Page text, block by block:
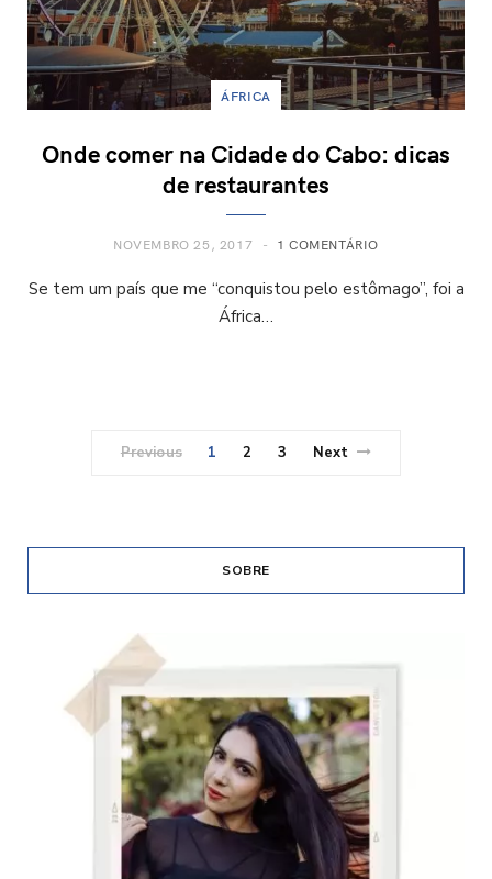
ÁFRICA
Onde comer na Cidade do Cabo: dicas
de restaurantes
NOVEMBRO 25, 2017 1 COMENTÁRIO
Se tem um país que me “conquistou pelo estômago”, foi a
África…
Previous 1 2 3 Next
SOBRE